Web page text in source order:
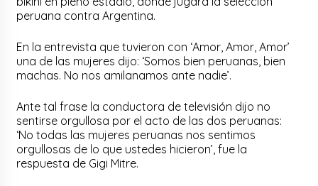
peruana contra Argentina.
En la entrevista que tuvieron con ‘Amor, Amor, Amor’
una de las mujeres dijo: ‘Somos bien peruanas, bien
machas. No nos amilanamos ante nadie’.
Ante tal frase la conductora de televisión dijo no
sentirse orgullosa por el acto de las dos peruanas:
‘No todas las mujeres peruanas nos sentimos
orgullosas de lo que ustedes hicieron’, fue la
respuesta de Gigi Mitre.